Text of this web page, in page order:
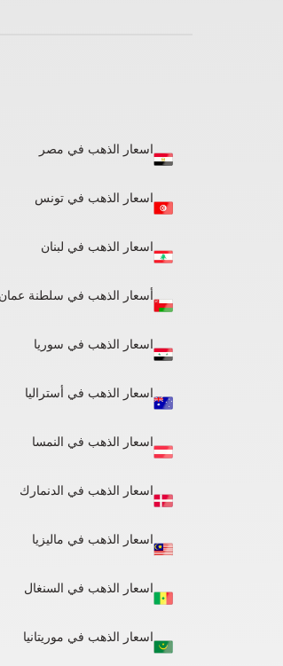
اسعار الذهب في مصر
اسعار الذهب في تونس
اسعار الذهب في لبنان​
أسعار الذهب في سلطنة عمان
اسعار الذهب في سوريا
اسعار الذهب في أستراليا
اسعار الذهب في النمسا
اسعار الذهب في الدنمارك
اسعار الذهب في ماليزيا
اسعار الذهب في السنغال
اسعار الذهب في موريتانيا